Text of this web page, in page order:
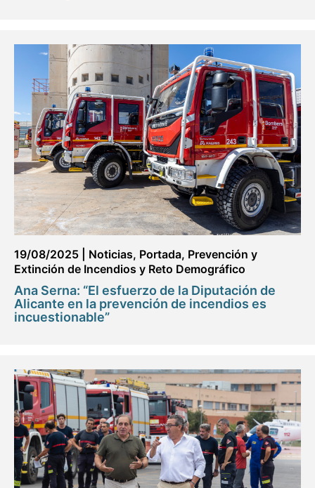
19/08/2025 Noticias, Portada, Prevención y
Extinción de Incendios y Reto Demográfico
Ana Serna: “El esfuerzo de la Diputación de
Alicante en la prevención de incendios es
incuestionable”